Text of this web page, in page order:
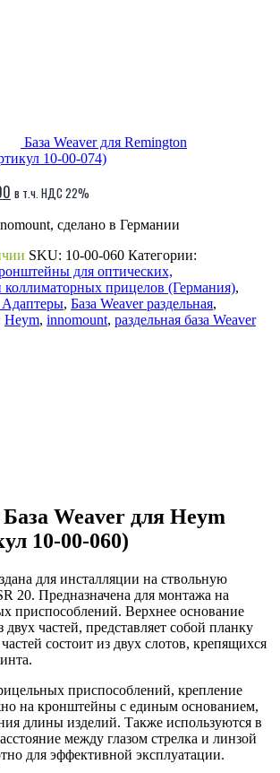
База Weaver для Remington
10-00-074)
Текущая
₽4,000.00.
в т.ч. НДС 22%
сделано в Германии
SKU: 10-00-060 Категории:
для оптических,
прицелов (Германия),
Адаптеры, База Weaver раздельная,
Heym, innomount, раздельная база Weaver
Weaver для Heym
10-00-060)
для инсталляции на ствольную
20. Предназначена для монтажа на
приспособлений. Верхнее основание
двух частей, представляет собой планку
состоит из двух слотов, крепящихся
приспособлений, крепление
на кронштейны с единым основанием,
длины изделий. Также используются в
между глазом стрелка и линзой
для эффективной эксплуатации.